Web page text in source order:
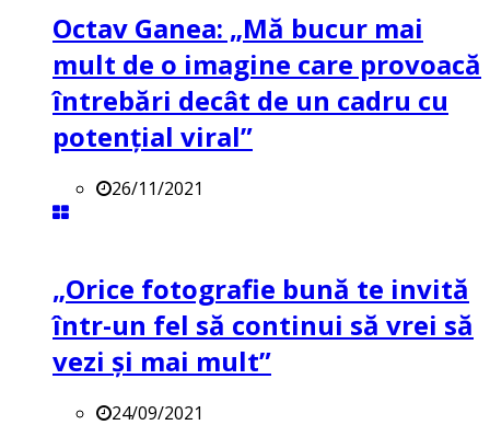
Octav Ganea: „Mă bucur mai
mult de o imagine care provoacă
întrebări decât de un cadru cu
potenţial viral”
26/11/2021
„Orice fotografie bună te invită
într-un fel să continui să vrei să
vezi și mai mult”
24/09/2021